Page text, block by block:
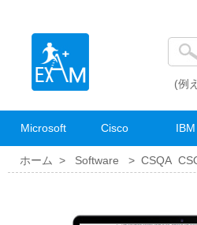
(例
Microsoft Cisco IBM
ホーム > Software > CSQA